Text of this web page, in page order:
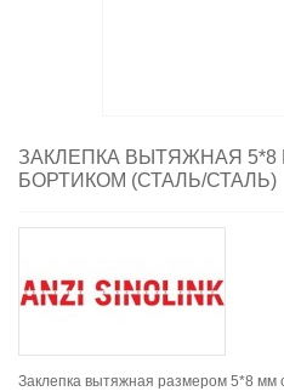
ЗАКЛЕПКА ВЫТЯЖНАЯ
БОРТИКОМ (СТАЛЬ/СТАЛЬ)
Заклепка вытяжная размером 5*8 мм